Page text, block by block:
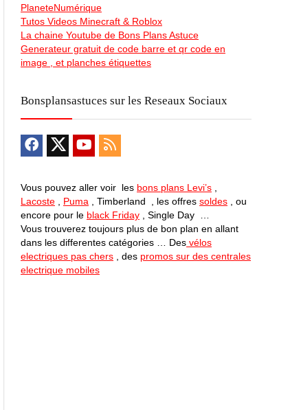
PlaneteNumérique
Tutos Videos Minecraft & Roblox
La chaine Youtube de Bons Plans Astuce
Generateur gratuit de code barre et qr code en
image , et planches étiquettes
Bonsplansastuces sur les Reseaux Sociaux
Vous pouvez aller voir les bons plans Levi’s
Lacoste
Puma , Timberland , les offres soldes , ou
encore pour le black Friday , Single Day …
Vous trouverez toujours plus de bon plan en allant
dans les differentes catégories … Des vélos
electriques pas chers , des promos sur des centrales
electrique mobiles